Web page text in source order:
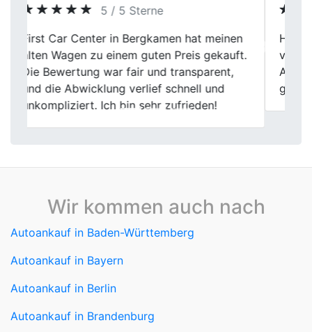
5 / 5 Sterne
Hab meinen Wagen hier in Gelsenkirchen
verkauft. Ging echt entspannt, nix
Aufdringliches, Bewertung hat auch
gepasst. Kann man gut machen.
Previous Next
Autoankauf in Baden-Württemberg
Autoankauf in Berlin